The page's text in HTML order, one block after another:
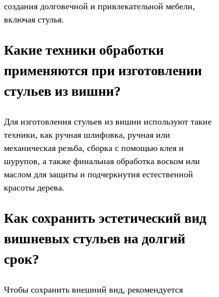
создания долговечной и привлекательной мебели,
включая стулья.
Какие техники обработки
применяются при изготовлении
стульев из вишни?
Для изготовления стульев из вишни используют такие
техники, как ручная шлифовка, ручная или
механическая резьба, сборка с помощью клея и
шурупов, а также финальная обработка воском или
маслом для защиты и подчеркнутия естественной
красоты дерева.
Как сохранить эстетический вид
вишневых стульев на долгий
срок?
Чтобы сохранить внешний вид, рекомендуется